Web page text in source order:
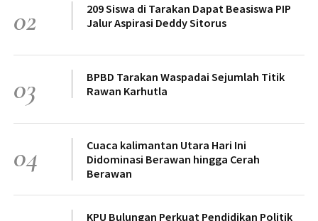
02
209 Siswa di Tarakan Dapat Beasiswa PIP
Jalur Aspirasi Deddy Sitorus
03
BPBD Tarakan Waspadai Sejumlah Titik
Rawan Karhutla
04
Cuaca kalimantan Utara Hari Ini
Didominasi Berawan hingga Cerah
Berawan
KPU Bulungan Perkuat Pendidikan Politik